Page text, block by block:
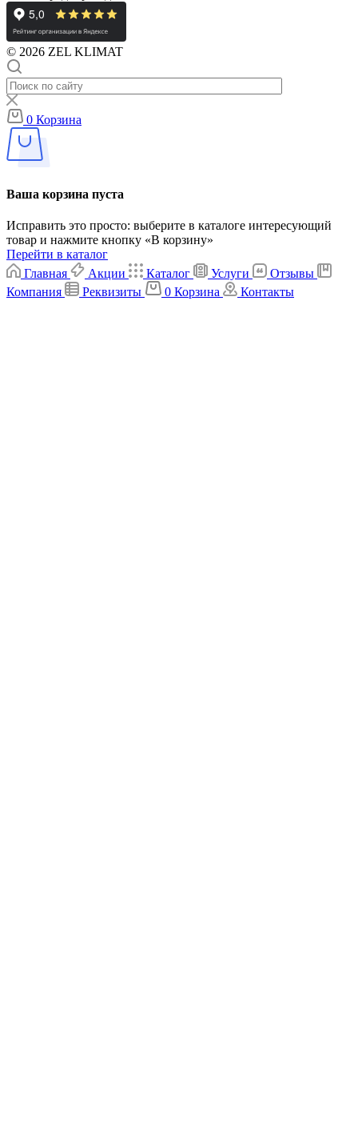
© 2026 ZEL KLIMAT
0 Корзина
Ваша корзина пуста
Исправить это просто: выберите в каталоге интересующий
товар и нажмите кнопку «В корзину»
Перейти в каталог
Главная
Акции Каталог Услуги
Отзывы
Компания
Реквизиты 0 Корзина Контакты